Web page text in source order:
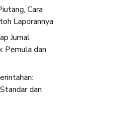
Cara
Laporannya
Jurnal
Pemula dan
dan